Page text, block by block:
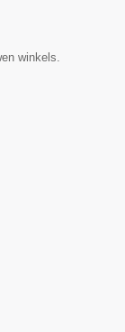
winkels.